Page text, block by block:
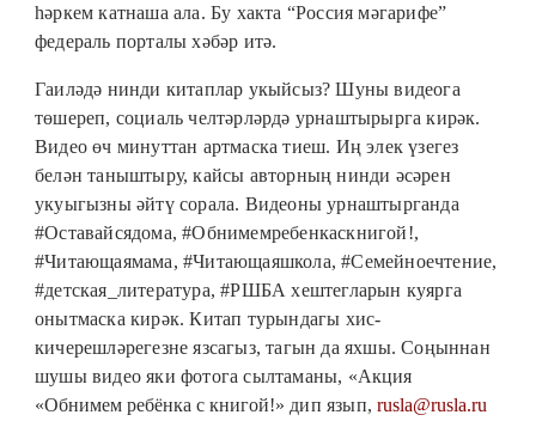
һәркем катнаша ала. Бу хакта “Россия мәгарифе”
федераль порталы хәбәр итә.
Гаиләдә нинди китаплар укыйсыз? Шуны видеога
төшереп, социаль челтәрләрдә урнаштырырга кирәк.
Видео өч минуттан артмаска тиеш. Иң элек үзегез
белән таныштыру, кайсы авторның нинди әсәрен
укуыгызны әйтү сорала. Видеоны урнаштырганда
#Оставайсядома, #Обнимемребенкаскнигой!,
#Читающаямама, #Читающаяшкола, #Семейноечтение,
#детская_литература, #РШБА хештегларын куярга
онытмаска кирәк. Китап турындагы хис-
кичерешләрегезне язсагыз, тагын да яхшы. Соңыннан
шушы видео яки фотога сылтаманы, «Акция
«Обнимем ребёнка с книгой!» дип язып,rusla@rusla.ru